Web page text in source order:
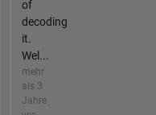
of
decoding
it.
Wel...
mehr
als 3
Jahre